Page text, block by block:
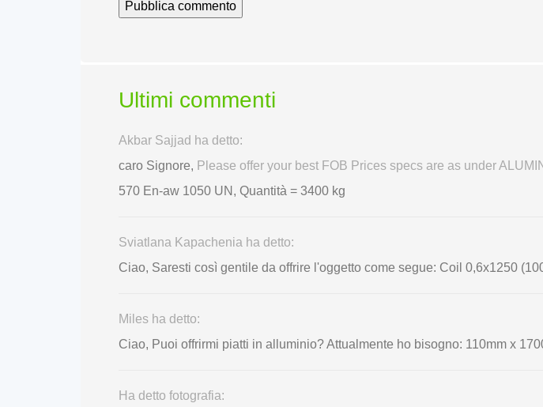
Ultimi commenti
Akbar Sajjad ha detto:
caro Signore, Please offer your best FOB Prices specs are as under
570 En-aw 1050 UN, Quantità = 3400 kg
Sviatlana Kapachenia ha detto:
Ciao, Saresti così gentile da offrire l'oggetto come segue: Coil 0,6х1250
Miles ha detto:
Ciao, Puoi offrirmi piatti in alluminio? Attualmente ho bisogno: 110mm x
Ha detto fotografia: